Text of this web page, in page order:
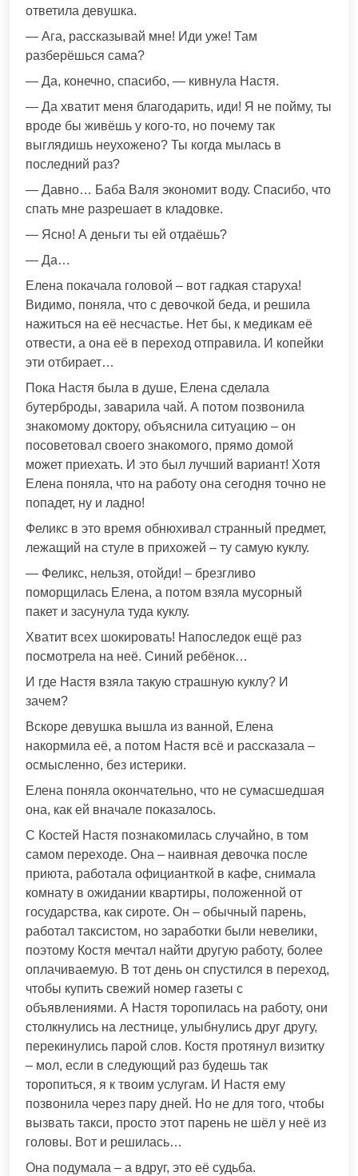
ответила девушка.
— Ага, рассказывай мне! Иди уже! Там
разберёшься сама?
— Да, конечно, спасибо, — кивнула Настя.
— Да хватит меня благодарить, иди! Я не пойму, ты
вроде бы живёшь у кого-то, но почему так
выглядишь неухожено? Ты когда мылась в
последний раз?
— Давно… Баба Валя экономит воду. Спасибо, что
спать мне разрешает в кладовке.
— Ясно! А деньги ты ей отдаёшь?
— Да…
Елена покачала головой – вот гадкая старуха!
Видимо, поняла, что с девочкой беда, и решила
нажиться на её несчастье. Нет бы, к медикам её
отвести, а она её в переход отправила. И копейки
эти отбирает…
Пока Настя была в душе, Елена сделала
бутерброды, заварила чай. А потом позвонила
знакомому доктору, объяснила ситуацию – он
посоветовал своего знакомого, прямо домой
может приехать. И это был лучший вариант! Хотя
Елена поняла, что на работу она сегодня точно не
попадет, ну и ладно!
Феликс в это время обнюхивал странный предмет,
лежащий на стуле в прихожей – ту самую куклу.
— Феликс, нельзя, отойди! – брезгливо
поморщилась Елена, а потом взяла мусорный
пакет и засунула туда куклу.
Хватит всех шокировать! Напоследок ещё раз
посмотрела на неё. Синий ребёнок…
И где Настя взяла такую страшную куклу? И
зачем?
Вскоре девушка вышла из ванной, Елена
накормила её, а потом Настя всё и рассказала –
осмысленно, без истерики.
Елена поняла окончательно, что не сумасшедшая
она, как ей вначале показалось.
С Костей Настя познакомилась случайно, в том
самом переходе. Она – наивная девочка после
приюта, работала официанткой в кафе, снимала
комнату в ожидании квартиры, положенной от
государства, как сироте. Он – обычный парень,
работал таксистом, но заработки были невелики,
поэтому Костя мечтал найти другую работу, более
оплачиваемую. В тот день он спустился в переход,
чтобы купить свежий номер газеты с
объявлениями. А Настя торопилась на работу, они
столкнулись на лестнице, улыбнулись друг другу,
перекинулись парой слов. Костя протянул визитку
– мол, если в следующий раз будешь так
торопиться, я к твоим услугам. И Настя ему
позвонила через пару дней. Но не для того, чтобы
вызвать такси, просто этот парень не шёл у неё из
головы. Вот и решилась…
Она подумала – а вдруг, это её судьба.